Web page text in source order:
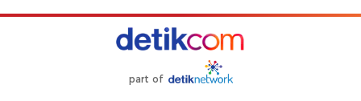
part of